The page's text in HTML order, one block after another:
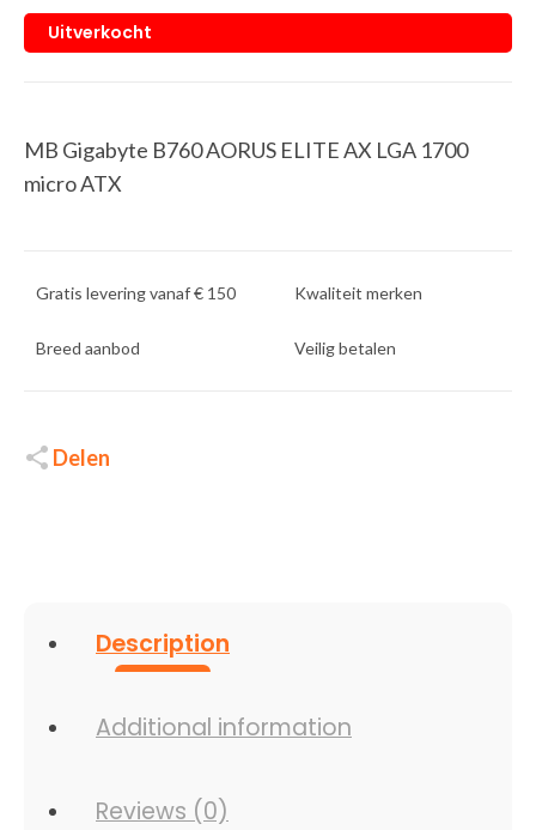
Uitverkocht
MB Gigabyte B760 AORUS ELITE AX LGA 1700
micro ATX
Gratis levering vanaf € 150 Kwaliteit merken
Breed aanbod Veilig betalen
Delen
Description
Additional information
Reviews (0)